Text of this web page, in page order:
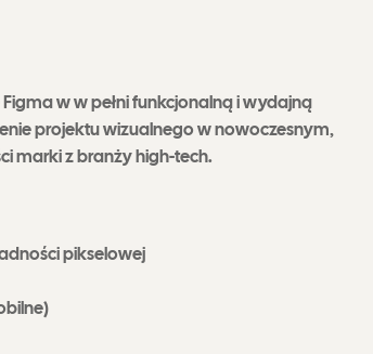
w w pełni funkcjonalną i wydajną
projektu wizualnego w nowoczesnym,
marki z branży high-tech.
pikselowej